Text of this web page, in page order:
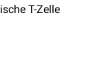
T-Zelle